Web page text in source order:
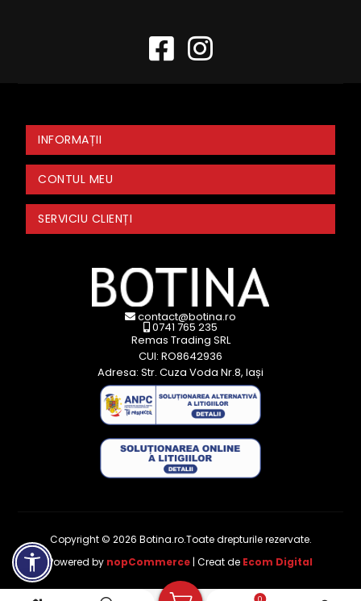
INFORMAȚII
CONTUL MEU
SERVICIU CLIENȚI
contact@botina.ro
0741 765 235
Remas Trading SRL
CUI: RO8642936
Adresa: Str. Cuza Voda Nr.8, Iași
Copyright © 2026 Botina.ro.Toate drepturile rezervate.
Powered by nopCommerce | Creat de Ecom Digital